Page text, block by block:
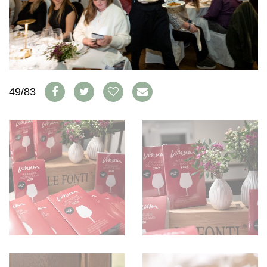
PORTRAITS
VINOPHILES
ARCHIVES
CONCOURS DE VIN
CONCOURS
AVANTAGES
GUIDE MILLÉSIMES
ABONNER
NEWSLETTER
GUIDE DU VIGNOBLE
WINE TRADE CLUB
OFFRES D'EMPLOIS
PUBLICITÉ
PRESSE
MENTIONS LÉGALES
CGV & PROTECTION DES
DONNÉES
49/83